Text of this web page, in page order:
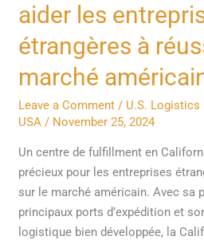
aider les
étrangères à
marché
Leave a Comment / U.S. Logistics
USA/ November 25, 2024
Un centre de fulfillment en
précieux pour les entreprises
sur le marché américain. Avec sa
principaux ports d’expédition et
logistique bien développée, la
fulfillment
en
peut
aider
les
entreprises
étrangères
réussir
sur